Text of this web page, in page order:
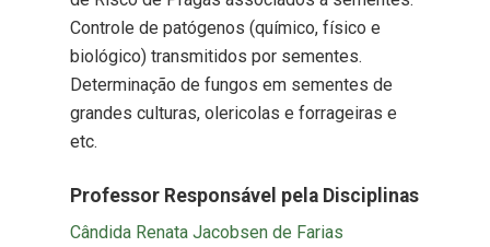
Controle de patógenos (químico, físico e
biológico) transmitidos por sementes.
Determinação de fungos em sementes de
grandes culturas, olericolas e forrageiras e
etc.
Professor Responsável pela Disciplinas
Cândida Renata Jacobsen de Farias